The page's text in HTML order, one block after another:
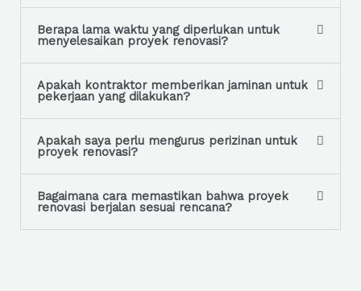
Berapa lama waktu yang diperlukan untuk
menyelesaikan proyek renovasi?
Apakah kontraktor memberikan jaminan untuk
pekerjaan yang dilakukan?
Apakah saya perlu mengurus perizinan untuk
proyek renovasi?
Bagaimana cara memastikan bahwa proyek
renovasi berjalan sesuai rencana?